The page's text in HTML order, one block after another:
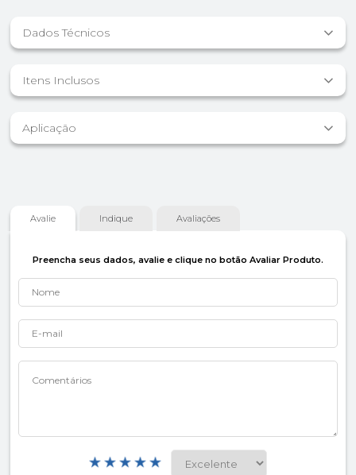
Dados Técnicos
Itens Inclusos
Aplicação
Avalie Indique Avaliações
Preencha seus dados, avalie e clique no botão Avaliar Produto.